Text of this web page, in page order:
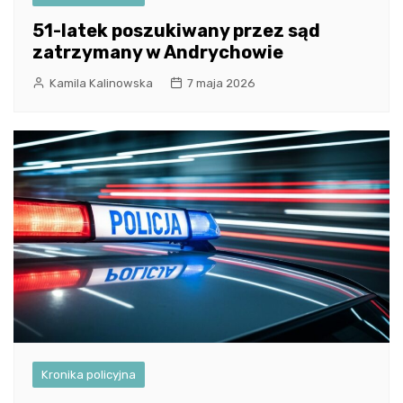
51-latek poszukiwany przez sąd
zatrzymany w Andrychowie
Kamila Kalinowska 7 maja 2026
Kronika policyjna